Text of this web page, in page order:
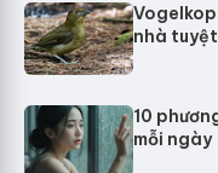
nhà
10
mỗi ngày